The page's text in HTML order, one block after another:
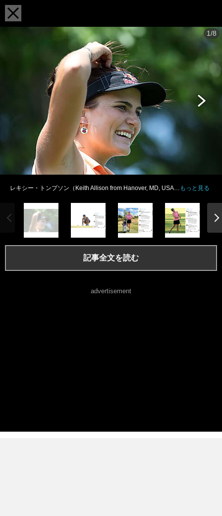
1/8
レキシー・トンプソン（Keith Allison from Hanover, MD, USA… もっと見る
記事全文を読む
advertisement